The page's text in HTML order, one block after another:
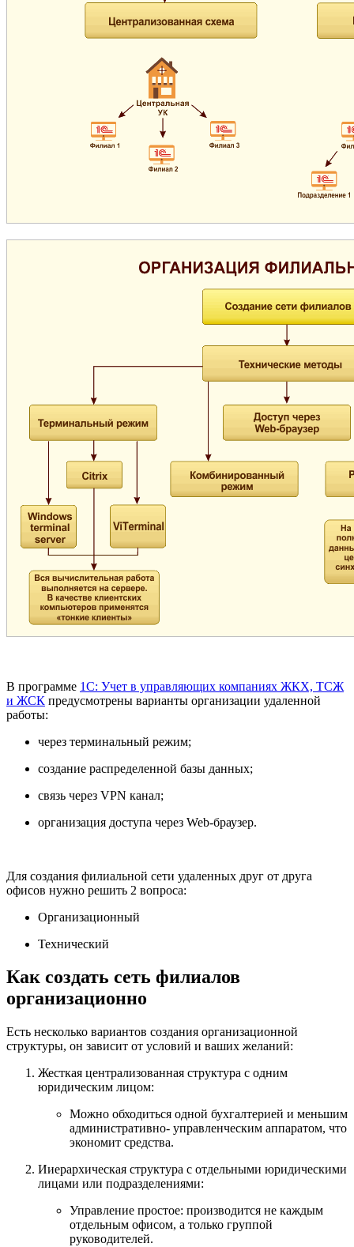
В программе 1С: Учет в управляющих компаниях ЖКХ, ТСЖ
и ЖСК предусмотрены варианты организации удаленной
работы:
через терминальный режим;
создание распределенной базы данных;
связь через VPN канал;
организация доступа через Web-браузер.
Для создания филиальной сети удаленных друг от друга
офисов нужно решить 2 вопроса:
Организационный
Технический
Как создать сеть филиалов
организационно
Есть несколько вариантов создания организационной
структуры, он зависит от условий и ваших желаний:
Жесткая централизованная структура с одним
юридическим лицом:
Можно обходиться одной бухгалтерией и меньшим
административно- управленческим аппаратом, что
экономит средства.
Ииерархическая структура с отдельными юридическими
лицами или подразделениями:
Управление простое: производится не каждым
отдельным офисом, а только группой
руководителей.